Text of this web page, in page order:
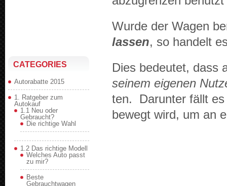
Wurde der Wagen
lassen, so han­delt
Dies bedeutet, dass
seinem eige­nen
ten. Darunter fällt es
bewegt wird, um an
CATEGORIES
Autorabatte 2015
1. Ratgeber zum
Autokauf
1.1 Neu oder
Gebraucht?
Die richtige Wahl
1.2 Das richtige Modell
Welches Auto passt
zu mir?
Beste
Gebrauchtwagen